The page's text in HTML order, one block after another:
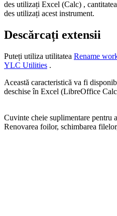
des utilizați Excel (Calc) ,
des utilizați acest instrument.
Descărcați extensii
Puteți utiliza utilitatea Rename
YLC Utilities .
Această caracteristică va fi
deschise în Excel (LibreOffice
Cuvinte cheie suplimentare pentru
Renovarea foilor, schimbarea